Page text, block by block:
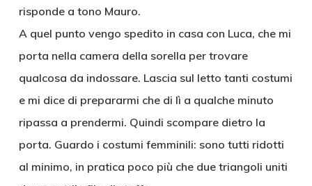
risponde a tono Mauro.
A quel punto vengo spedito in casa con Luca, che mi
porta nella camera della sorella per trovare
qualcosa da indossare. Lascia sul letto tanti costumi
e mi dice di prepararmi che di lì a qualche minuto
ripassa a prendermi. Quindi scompare dietro la
porta. Guardo i costumi femminili: sono tutti ridotti
al minimo, in pratica poco più che due triangoli uniti